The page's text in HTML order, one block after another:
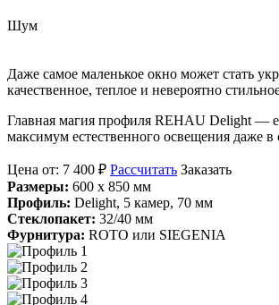
Шум
Даже самое маленькое окно может стать
качественное, теплое и невероятно
Главная магия профиля REHAU Delight —
максимум естественного освещения даже в
Цена от: 7 400 ₽ Рассчитать Заказать
Размеры: 600 х 850 мм
Профиль: Delight, 5 камер, 70 мм
Стеклопакет: 32/40 мм
Фурнитура: ROTO или SIEGENIA